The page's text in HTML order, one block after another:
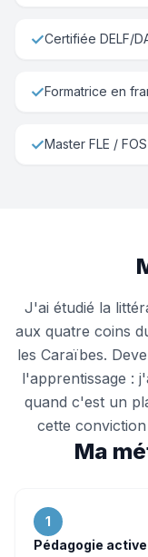
✓Certifiée DELF/
✓Formatrice en
✓Master FLE /
J'ai étudié la
aux quatre coins
les Caraïbes.
l'apprentissage :
quand c'est un
cette
Ma
1
Pédagogie active